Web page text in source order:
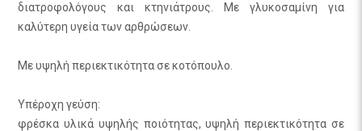
διατροφολόγους και κτηνιάτρους. Με γλυκοσαμίνη για
καλύτερη υγεία των αρθρώσεων.
Με υψηλή περιεκτικότητα σε κοτόπουλο.
Υπέροχη γεύση:
φρέσκα υλικά υψηλής ποιότητας, υψηλή περιεκτικότητα σε